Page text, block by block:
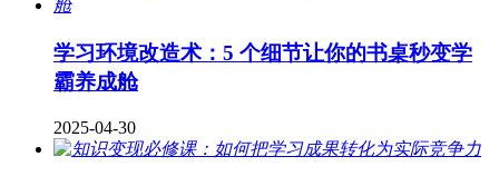
学习环境改造术：5 个细节让你的书桌秒变学
霸养成舱
2025-04-30